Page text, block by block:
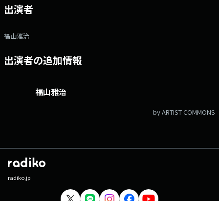
出演者
福山雅治
出演者の追加情報
福山雅治
by ARTIST COMMONS
radiko.jp